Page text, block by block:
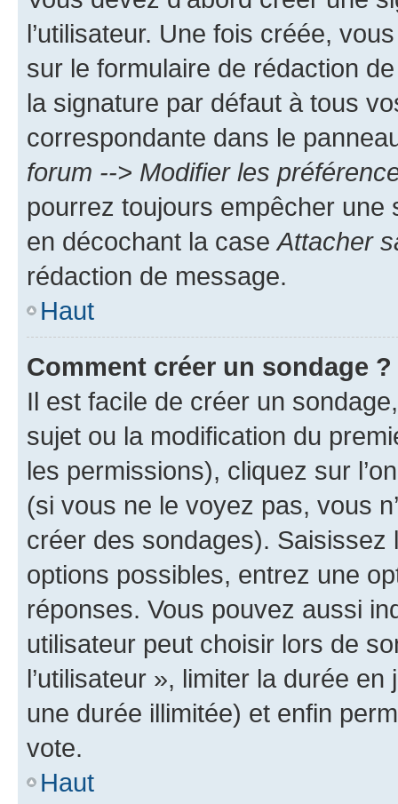
l’utilisateur. Une fois créée,
sur le formulaire de rédaction
la signature par défaut à tous
correspondante dans le
forum --> Modifier les
pourrez toujours empêcher une
en décochant la case Attacher
rédaction de message.
Haut
Comment créer un sondage ?
Il est facile de créer un
sujet ou la modification du
les permissions), cliquez sur
(si vous ne le voyez pas, vous
créer des sondages).
options possibles, entrez une
réponses. Vous pouvez aussi
utilisateur peut choisir lors de
l’utilisateur », limiter la durée
une durée illimitée) et enfin
vote.
Haut